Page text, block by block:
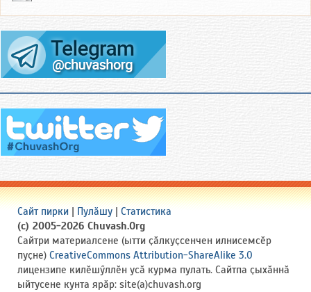
Сайт пирки | Пулӑшу | Статистика
(c) 2005-2026 Chuvash.Org
Сайтри материалсене (ытти ҫӑлкуҫсенчен илнисемсӗр
пуҫне) CreativeCommons Attribution-ShareAlike 3.0
лицензипе килӗшӳллӗн усӑ курма пулать. Сайтпа ҫыхӑннӑ
ыйтусене кунта ярӑр: site(a)chuvash.org